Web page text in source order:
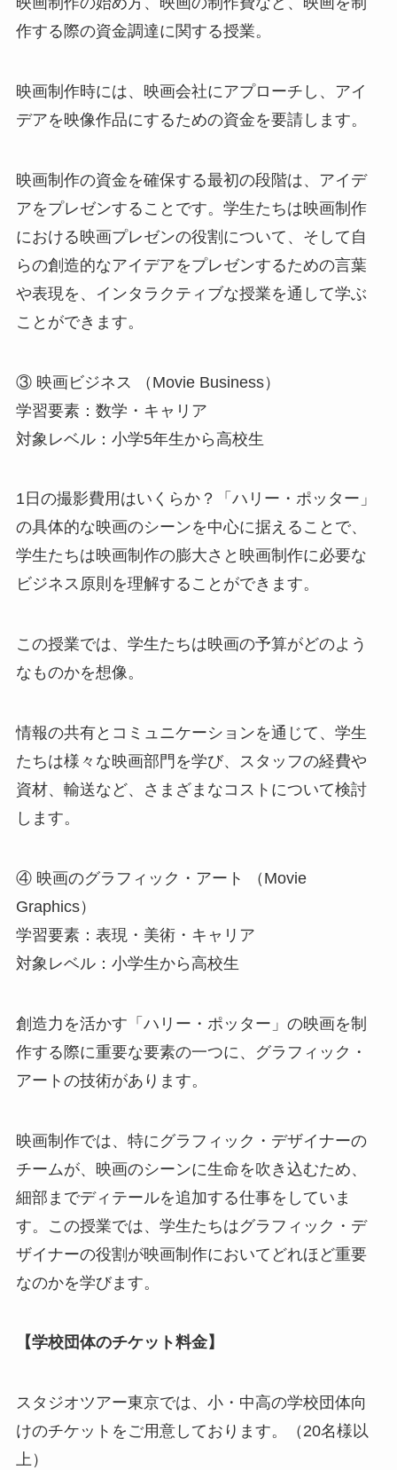
作する際の資金調達に関する授業。
映画制作時には、映画会社にアプローチし、アイ
デアを映像作品にするための資金を要請します。
映画制作の資金を確保する最初の段階は、アイデ
アをプレゼンすることです。学生たちは映画制作
における映画プレゼンの役割について、そして自
らの創造的なアイデアをプレゼンするための言葉
や表現を、インタラクティブな授業を通して学ぶ
ことができます。
③ 映画ビジネス （Movie Business）
学習要素：数学・キャリア
対象レベル：小学5年生から高校生
1日の撮影費用はいくらか？「ハリー・ポッター」
の具体的な映画のシーンを中心に据えることで、
学生たちは映画制作の膨大さと映画制作に必要な
ビジネス原則を理解することができます。
この授業では、学生たちは映画の予算がどのよう
なものかを想像。
情報の共有とコミュニケーションを通じて、学生
たちは様々な映画部門を学び、スタッフの経費や
資材、輸送など、さまざまなコストについて検討
します。
④ 映画のグラフィック・アート （Movie
Graphics）
学習要素：表現・美術・キャリア
対象レベル：小学生から高校生
創造力を活かす「ハリー・ポッター」の映画を制
作する際に重要な要素の一つに、グラフィック・
アートの技術があります。
映画制作では、特にグラフィック・デザイナーの
チームが、映画のシーンに生命を吹き込むため、
細部までディテールを追加する仕事をしていま
す。この授業では、学生たちはグラフィック・デ
ザイナーの役割が映画制作においてどれほど重要
なのかを学びます。
【学校団体のチケット料金】
スタジオツアー東京では、小・中高の学校団体向
けのチケットをご用意しております。（20名様以
上）